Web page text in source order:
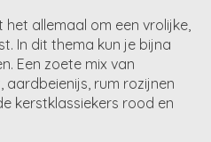
allemaal om een vrolijke,
In dit thema kun je bijna
Een zoete mix van
aardbeienijs, rum rozijnen
kerstklassiekers rood en